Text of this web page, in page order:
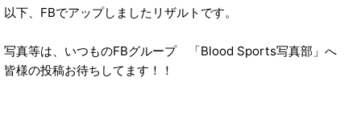
以下、FBでアップしましたリザルトです。
写真等は、いつものFBグループ 「Blood Sports写真部」へ
皆様の投稿お待ちしてます！！